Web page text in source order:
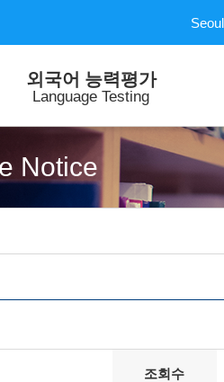
외국어 능력평가
Language Testing
Notice
조회수